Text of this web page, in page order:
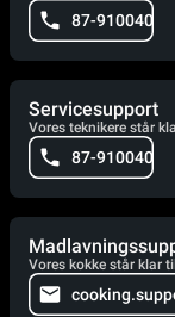
87-910040
Servicesupport
Vores teknikere står
87-910040
Vores kokke står klar